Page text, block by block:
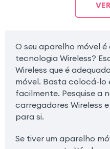
O seu aparelho móvel
tecnologia Wireless?
Wireless que é
móvel. Basta colocá-lo
facilmente. Pesquise a
carregadores Wireless
para si.
Se tiver um aparelho